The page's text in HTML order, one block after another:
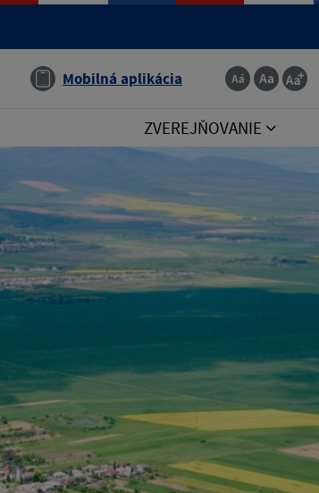
Mobilná aplikácia
ZVEREJŇOVANIE